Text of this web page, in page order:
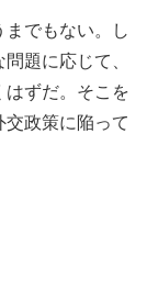
でもない。し
題に応じて、
はずだ。そこを
交政策に陥って